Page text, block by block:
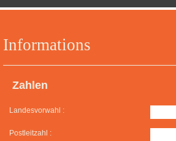
Informations
Zahlen
Landesvorwahl :
Postleitzahl :